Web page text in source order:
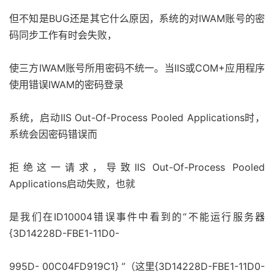
但不知是BUG还是其它什么原因，系统的对IWAM账号的密
码同步工作有时会失败，
使三方IWAM账号所用密码不统一。当IIS或COM+应用程序
使用错误IWAM的密码登录
系统，启动IIS Out-Of-Process Pooled Applications时，
系统会因密码错误而
拒绝这一请求，导致IIS Out-Of-Process Pooled
Applications启动失败，也就
是我们在ID10004错误事件中看到的“不能运行服务器
{3D14228D-FBE1-11D0-
995D- 00C04FD919C1} ”（这里{3D14228D-FBE1-11D0-